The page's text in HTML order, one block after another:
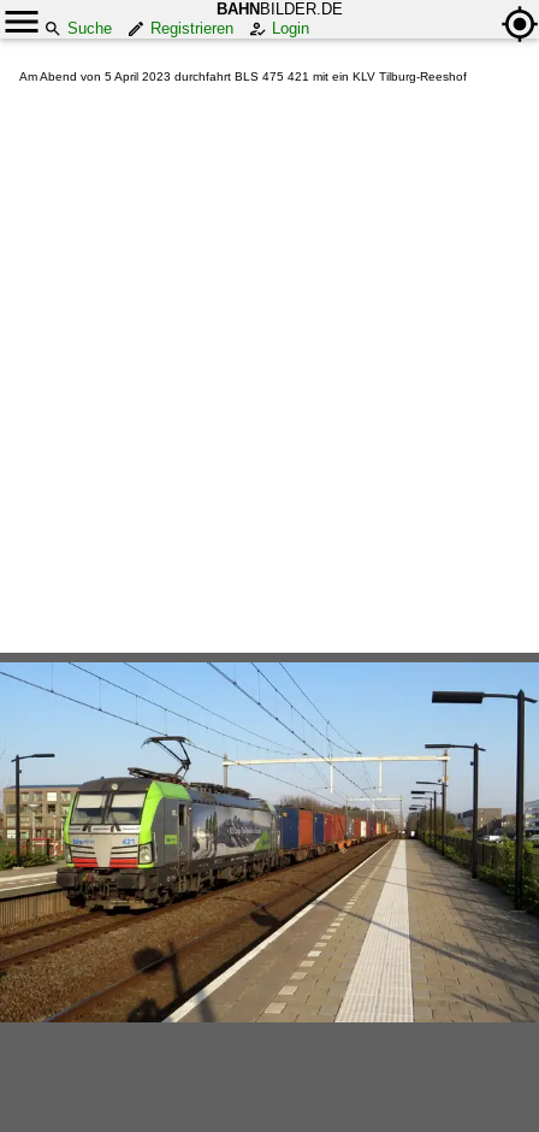
BAHN BILDER.DE
Suche
Registrieren Login
Am Abend von 5 April 2023 durchfahrt BLS 475 421 mit ein KLV Tilburg-Reeshof